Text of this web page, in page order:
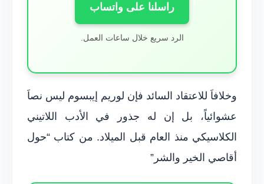
راسلنا على واتساب
الرد سريع خلال ساعات العمل.
وخلافاَ للاعتقاد السائد فإن لوريم إيبسوم ليس نصاَ
عشوائياً، بل إن له جذور في الأدب اللاتيني
الكلاسيكي منذ العام قبل الميلاد. من كتاب “حول
أقاصي الخير والشر”